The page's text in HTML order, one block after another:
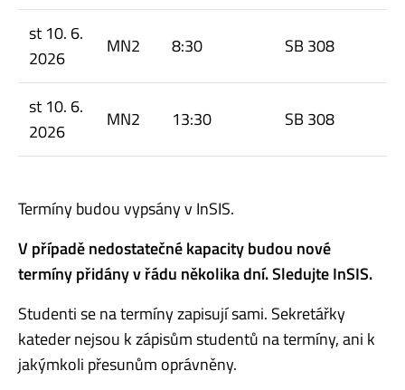
st 10. 6.
2026
MN2 8:30 SB 308
st 10. 6.
2026
MN2 13:30 SB 308
Termíny budou vypsány v InSIS.
V případě nedostatečné kapacity budou nové
termíny přidány v řádu několika dní. Sledujte InSIS.
Studenti se na termíny zapisují sami. Sekretářky
kateder nejsou k zápisům studentů na termíny, ani k
jakýmkoli přesunům oprávněny.